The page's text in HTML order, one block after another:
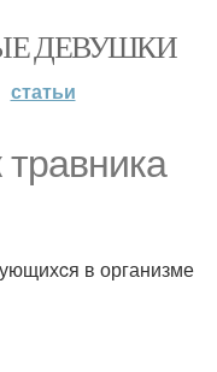
ДЕВУШКИ
статьи
в организме